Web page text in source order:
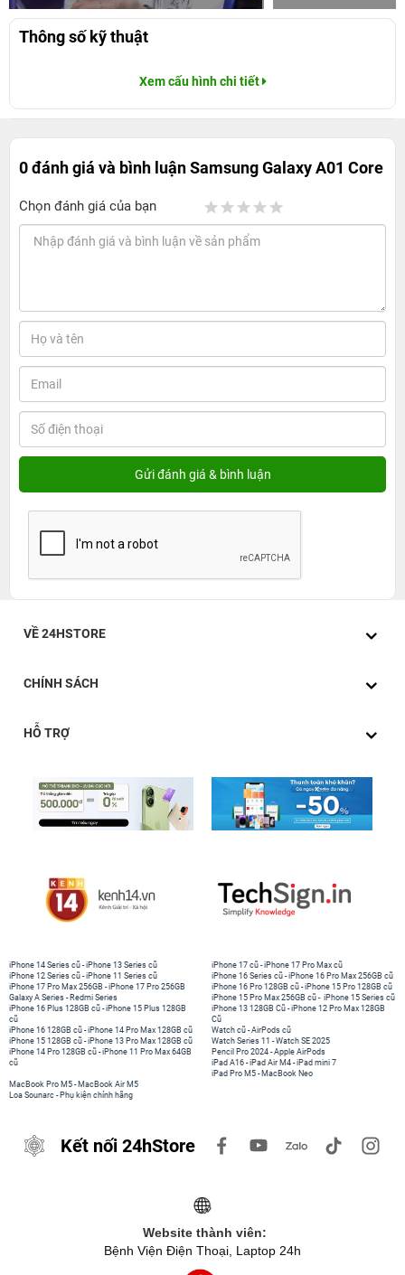
Thông số kỹ thuật
Xem cấu hình chi tiết
0 đánh giá và bình luậnSamsung Galaxy A01 Core
Chọn đánh giá của bạn
VỀ 24HSTORE
CHÍNH SÁCH
HỖ TRỢ
iPhone 14 Series cũ -iPhone 13 Series cũ
iPhone 12 Series cũ -iPhone 11 Series cũ
iPhone 17 Pro Max 256GB -iPhone 17 Pro 256GB
Galaxy A Series - Redmi Series
iPhone 17 cũ -iPhone 17 Pro Max cũ
iPhone 16 Series cũ - iPhone 16 Pro Max 256GB cũ
iPhone 16 Pro 128GB cũ -iPhone 15 Pro 128GB cũ
iPhone 15 Pro Max 256GB cũ - iPhone 15 Series cũ
iPhone 16 Plus 128GB cũ -iPhone 15 Plus 128GB
cũ
iPhone 16 128GB cũ -iPhone 14 Pro Max 128GB cũ
iPhone 15 128GB cũ -iPhone 13 Pro Max 128GB cũ
iPhone 14 Pro 128GB cũ -iPhone 11 Pro Max 64GB
cũ
iPhone 13 128GB Cũ -iPhone 12 Pro Max 128GB
Cũ
Watch cũ -AirPods cũ
Watch Series 11 -Watch SE 2025
Pencil Pro 2024 -Apple AirPods
iPad A16 -iPad Air M4 -iPad mini 7
iPad Pro M5 - MacBook Neo
MacBook Pro M5 - MacBook Air M5
Loa Sounarc - Phụ kiện chính hãng
Kết nối 24hStore
Website thành viên:
Bệnh Viện Điện Thoại, Laptop 24h